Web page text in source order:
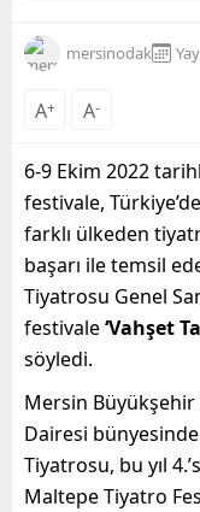
mersinodak
A+ A-
6-9 Ekim 2022
festivale,
farklı ülkeden
başarı ile temsil
Tiyatrosu Genel
festivale‘Vahşet
söyledi.
Mersin Büyükşehir
Dairesi
Tiyatrosu, bu yıl
Maltepe Tiyatro